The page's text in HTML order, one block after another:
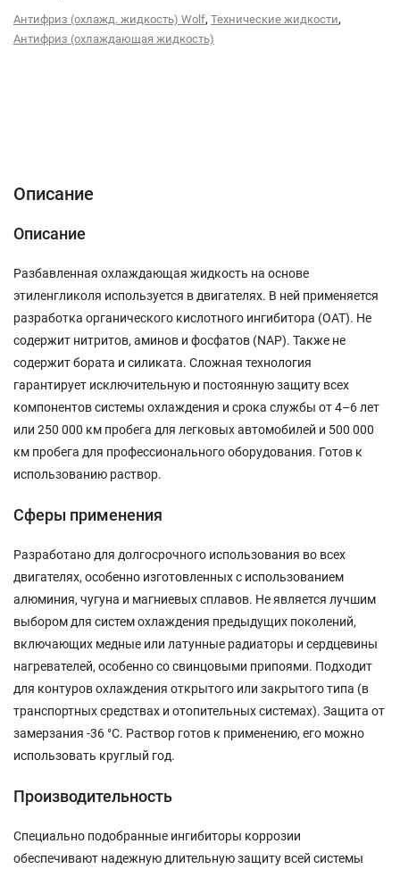
Антифриз (охлажд. жидкость) Wolf, Технические жидкости,
Антифриз (охлаждающая жидкость)
Описание
Описание
Разбавленная охлаждающая жидкость на основе
этиленгликоля используется в двигателях. В ней применяется
разработка органического кислотного ингибитора (OAT). Не
содержит нитритов, аминов и фосфатов (NAP). Также не
содержит бората и силиката. Сложная технология
гарантирует исключительную и постоянную защиту всех
компонентов системы охлаждения и срока службы от 4–6 лет
или 250 000 км пробега для легковых автомобилей и 500 000
км пробега для профессионального оборудования. Готов к
использованию раствор.
Сферы применения
Разработано для долгосрочного использования во всех
двигателях, особенно изготовленных с использованием
алюминия, чугуна и магниевых сплавов. Не является лучшим
выбором для систем охлаждения предыдущих поколений,
включающих медные или латунные радиаторы и сердцевины
нагревателей, особенно со свинцовыми припоями. Подходит
для контуров охлаждения открытого или закрытого типа (в
транспортных средствах и отопительных системах). Защита от
замерзания -36 °C. Раствор готов к применению, его можно
использовать круглый год.
Производительность
Специально подобранные ингибиторы коррозии
обеспечивают надежную длительную защиту всей системы